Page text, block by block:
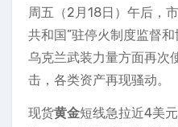
周五（2月18日）午后，
共和国”驻停火制度监督
乌克兰武装力量方面再次
击，各类资产再现骚动。
现货黄金短线急拉近4美